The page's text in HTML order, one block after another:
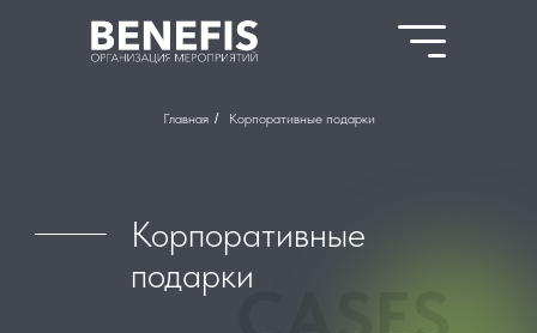
Главная / Корпоративные подарки
Корпоративные
подарки